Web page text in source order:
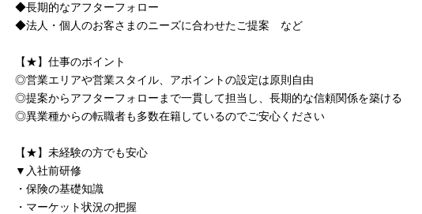
◆長期的なアフターフォロー
◆法人・個人のお客さまのニーズに合わせたご提案 など
【★】仕事のポイント
◎営業エリアや営業スタイル、アポイントの設定は原則自由
◎提案からアフターフォローまで一貫して担当し、長期的な信頼関係を築ける
◎異業種からの転職者も多数在籍しているのでご安心ください
【★】未経験の方でも安心
▼入社前研修
・保険の基礎知識
・マーケット状況の把握